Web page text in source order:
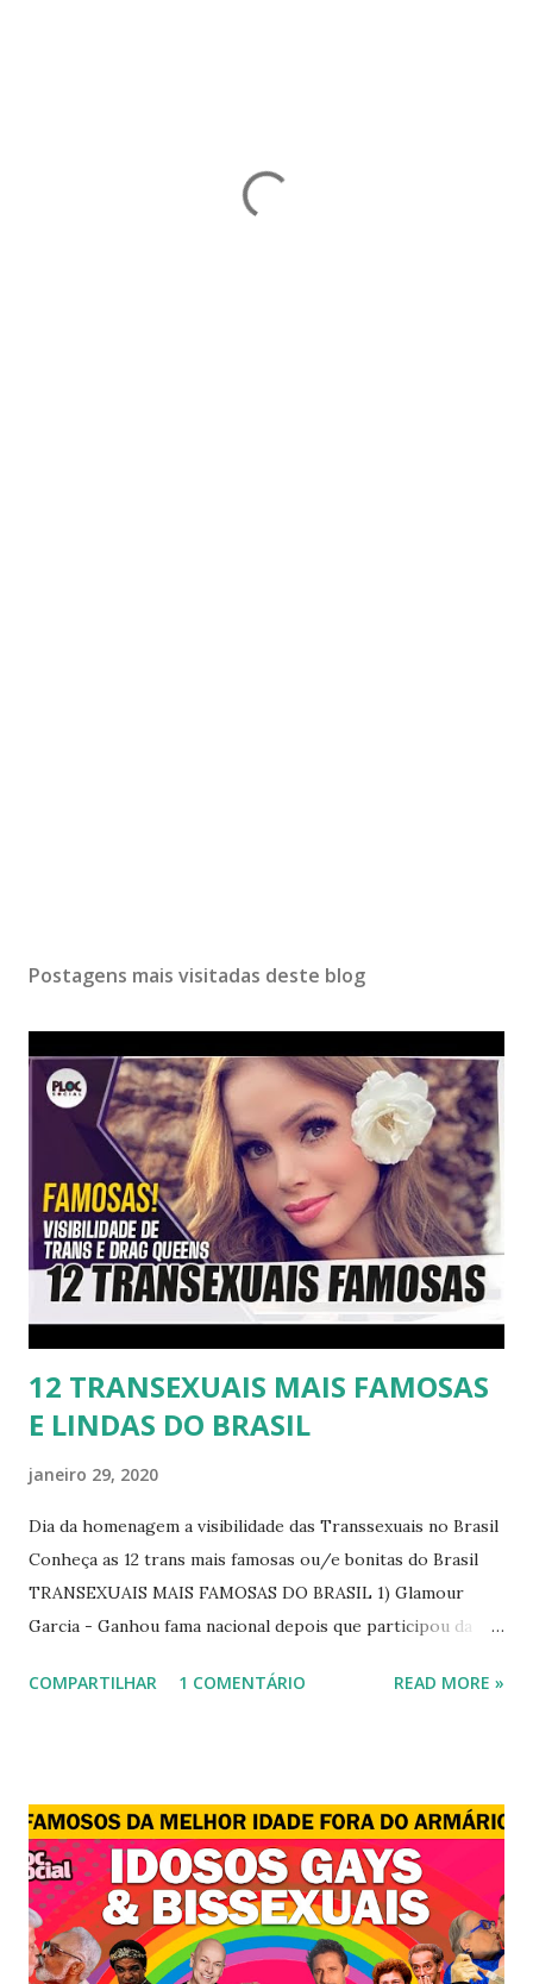
Postagens mais visitadas deste blog
12 TRANSEXUAIS MAIS FAMOSAS
E LINDAS DO BRASIL
janeiro 29, 2020
Dia da homenagem a visibilidade das Transsexuais no Brasil
Conheça as 12 trans mais famosas ou/e bonitas do Brasil
TRANSEXUAIS MAIS FAMOSAS DO BRASIL 1) Glamour
Garcia - Ganhou fama nacional depois que participou da
transexual, Britney. 2) Lea T é uma famosa modelo
disse, ainda, que realizou a cirurgia em busca de ser feliz, e
não para agradar a um homem. 3) Léo Aquilla - Apresenta o
programa "A Tarde é Sua", na Rede TV, ao lado de Sonia
Abrão. A loira também participou do reality show "A
Fazenda", exibido pela Record TV. 4) Thalita Zampirolli -
COMPARTILHAR 1 COMENTÁRIO READ MORE »